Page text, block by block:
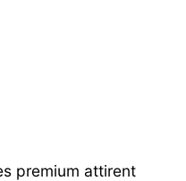
premium attirent